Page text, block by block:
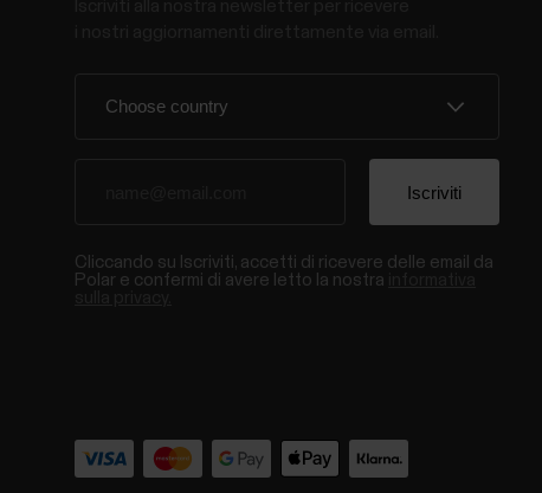
Cliccando su Iscriviti, accetti di ricevere delle email da
Polar e confermi di avere letto la nostra